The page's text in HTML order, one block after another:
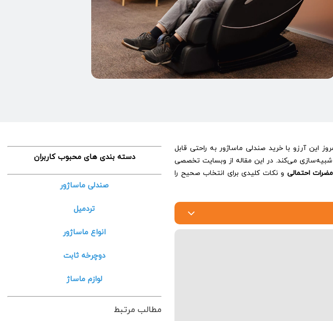
این آرزو با خرید صندلی ماساژور به راحتی قابل
می‌کند. در این مقاله از وبسایت تخصصی
مضرات احتمالی و نکات کلیدی برای انتخاب صحیح را
دسته بندی های محبوب کاربران
صندلی ماساژور
تردمیل
انواع ماساژور
دوچرخه ثابت
لوازم ماساژ
مطالب مرتبط